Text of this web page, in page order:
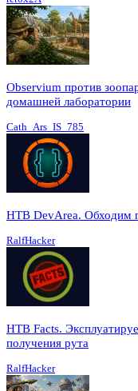
Observium против
домашней лаборатории
Cath_Ars_IS_785
HTB DevArea. Обходим
RalfHacker
HTB Facts.
получения рута
RalfHacker